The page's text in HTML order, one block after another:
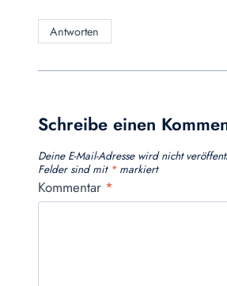
Antworten
Schreibe einen
Deine E-Mail-Adresse wird nicht
Felder sind mit *markiert
Kommentar *